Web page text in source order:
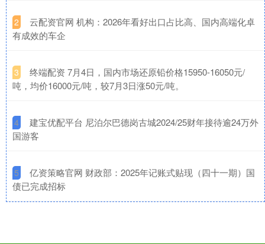
2
​云配资官网 机构：2026年看好出口占比高、国内高端化卓
有成效的车企
3
​终端配资 7月4日，国内市场还原铅价格15950-16050元/
吨，均价16000元/吨，较7月3日涨50元/吨。
4
​建宝优配平台 尼泊尔巴德岗古城2024/25财年接待逾24万外
国游客
5
​亿资策略官网 财政部：2025年记账式贴现（四十一期）国
债已完成招标